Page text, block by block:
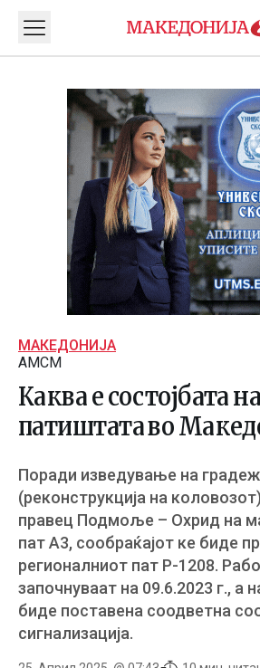
МАКЕДОНИЈА
АМСМ
Каква е состојбата на
патиштата во
Поради изведување на
(реконструкција на
правец Подмоље – Охрид на
пат А3, сообраќајот ке биде
регионалниот пат Р-1208.
започнуваат на 09.6.2023 г., а
биде поставена соодветна
сигнализација.